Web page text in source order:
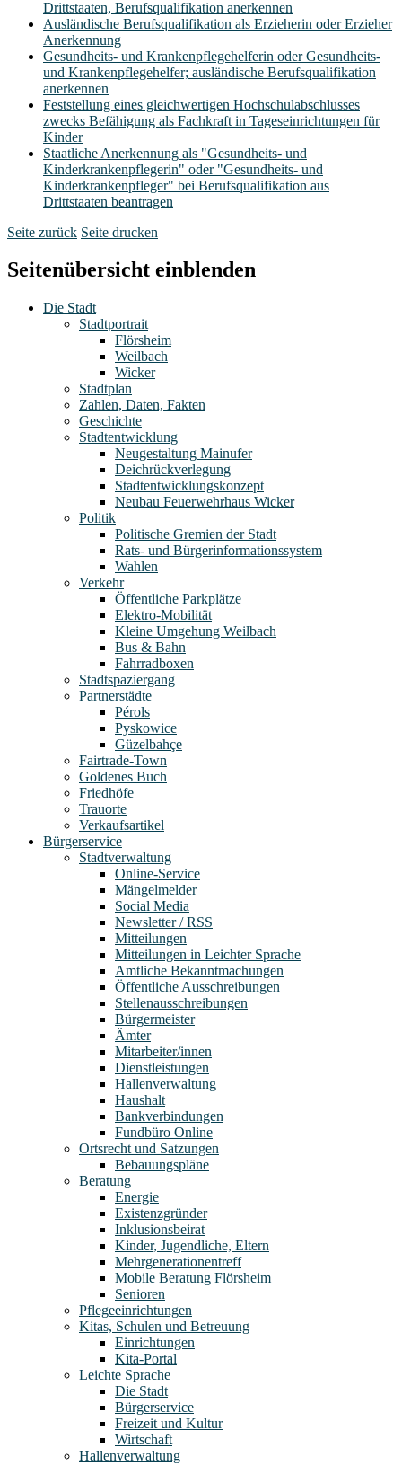
Drittstaaten, Berufsqualifikation anerkennen
Ausländische Berufsqualifikation als Erzieherin oder Erzieher
Anerkennung
Gesundheits- und Krankenpflegehelferin oder Gesundheits-
und Krankenpflegehelfer; ausländische Berufsqualifikation
anerkennen
Feststellung eines gleichwertigen Hochschulabschlusses
zwecks Befähigung als Fachkraft in Tageseinrichtungen für
Kinder
Staatliche Anerkennung als "Gesundheits- und
Kinderkrankenpflegerin" oder "Gesundheits- und
Kinderkrankenpfleger" bei Berufsqualifikation aus
Drittstaaten beantragen
Seite zurück Seite drucken
Seitenübersicht einblenden
Die Stadt
Stadtportrait
Flörsheim
Weilbach
Wicker
Stadtplan
Zahlen, Daten, Fakten
Geschichte
Stadtentwicklung
Neugestaltung Mainufer
Deichrückverlegung
Stadtentwicklungskonzept
Neubau Feuerwehrhaus Wicker
Politik
Politische Gremien der Stadt
Rats- und Bürgerinformationssystem
Wahlen
Verkehr
Öffentliche Parkplätze
Elektro-Mobilität
Kleine Umgehung Weilbach
Bus & Bahn
Fahrradboxen
Stadtspaziergang
Partnerstädte
Pérols
Pyskowice
Güzelbahçe
Fairtrade-Town
Goldenes Buch
Friedhöfe
Trauorte
Verkaufsartikel
Bürgerservice
Stadtverwaltung
Online-Service
Mängelmelder
Social Media
Newsletter / RSS
Mitteilungen
Mitteilungen in Leichter Sprache
Amtliche Bekanntmachungen
Öffentliche Ausschreibungen
Stellenausschreibungen
Bürgermeister
Ämter
Mitarbeiter/innen
Dienstleistungen
Hallenverwaltung
Haushalt
Bankverbindungen
Fundbüro Online
Ortsrecht und Satzungen
Bebauungspläne
Beratung
Energie
Existenzgründer
Inklusionsbeirat
Kinder, Jugendliche, Eltern
Mehrgenerationentreff
Mobile Beratung Flörsheim
Senioren
Pflegeeinrichtungen
Kitas, Schulen und Betreuung
Einrichtungen
Kita-Portal
Leichte Sprache
Die Stadt
Bürgerservice
Freizeit und Kultur
Wirtschaft
Hallenverwaltung